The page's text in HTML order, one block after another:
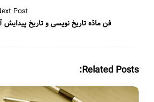
Post:
فن مادّه تاریخ نویسی و تاریخ پیدایش
Related Posts: